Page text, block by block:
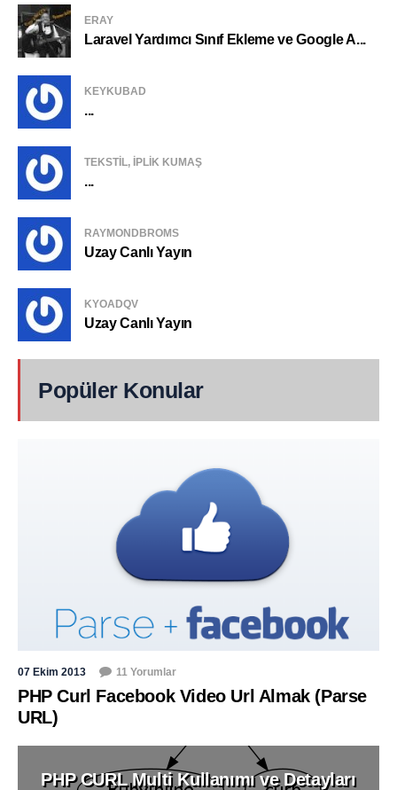
ERAY
Laravel Yardımcı Sınıf Ekleme ve Google A...
KEYKUBAD
...
TEKSTIL, IPLIK KUMAŞ
...
RAYMONDBROMS
Uzay Canlı Yayın
KYOADQV
Uzay Canlı Yayın
Popüler Konular
07 Ekim 2013 11 Yorumlar
PHP Curl Facebook Video Url Almak (Parse
URL)
PHP CURL Multi Kullanımı ve Detayları